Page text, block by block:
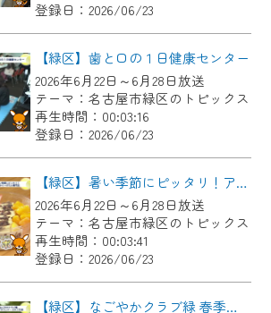
登録日：2026/06/23
【緑区】歯と口の１日健康センター
2026年6月22日～6月28日放送
テーマ：名古屋市緑区のトピックス
再生時間：00:03:16
登録日：2026/06/23
【緑区】暑い季節にピッタリ！アサイーボウル専門店
2026年6月22日～6月28日放送
テーマ：名古屋市緑区のトピックス
再生時間：00:03:41
登録日：2026/06/23
【緑区】なごやかクラブ緑 春季グラウンド・ゴルフ大会
更により、お住まいの地域
ンツが一目瞭然。
やＰＣブラウザから、いつ
も・外出先でも！
スエリア20市町の地域情報
いただけます！
日からはご加入者様へのサー
め、
TV』を利用いただくには、